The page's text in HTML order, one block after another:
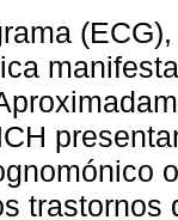
trastornos